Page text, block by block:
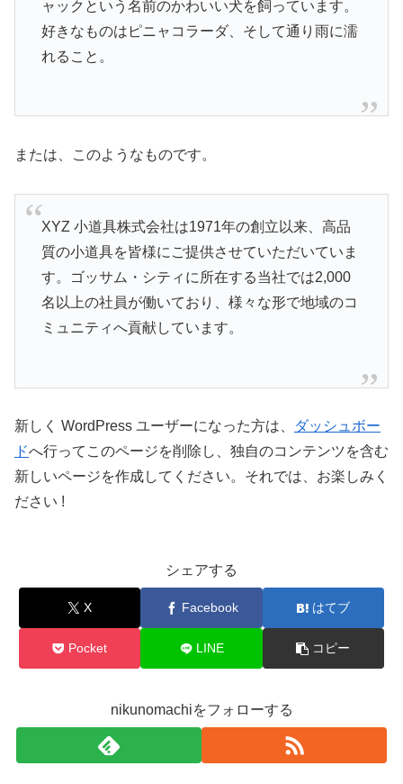
ャックという名前のかわいい犬を飼っています。
好きなものはピニャコラーダ、そして通り雨に濡
れること。
または、このようなものです。
XYZ 小道具株式会社は1971年の創立以来、高品
質の小道具を皆様にご提供させていただいていま
す。ゴッサム・シティに所在する当社では2,000
名以上の社員が働いており、様々な形で地域のコ
ミュニティへ貢献しています。
新しく WordPress ユーザーになった方は、
ダッシュボー
ドへ行ってこのページを削除し、独自のコンテンツを含む
新しいページを作成してください。それでは、お楽しみく
ださい !
シェアする
X Facebook はてブ
Pocket LINE コピー
nikunomachiをフォローする